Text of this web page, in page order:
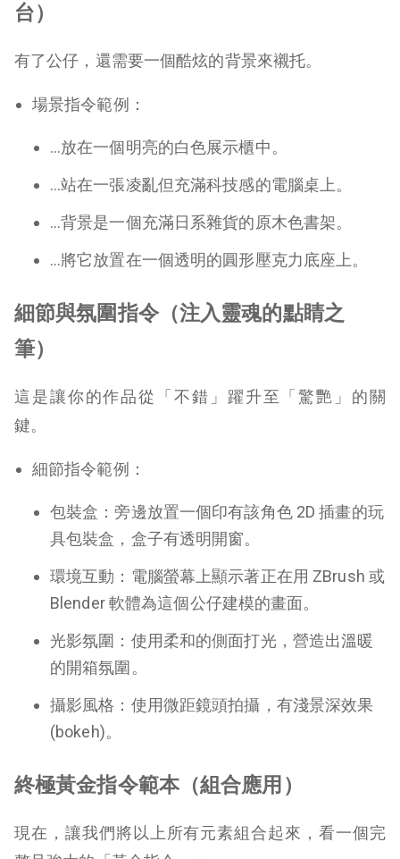
台）
有了公仔，還需要一個酷炫的背景來襯托。
場景指令範例：
…放在一個明亮的白色展示櫃中。
…站在一張凌亂但充滿科技感的電腦桌上。
…背景是一個充滿日系雜貨的原木色書架。
…將它放置在一個透明的圓形壓克力底座上。
細節與氛圍指令（注入靈魂的點睛之
筆）
這是讓你的作品從「不錯」躍升至「驚艷」的關
鍵。
細節指令範例：
包裝盒：旁邊放置一個印有該角色 2D 插畫的玩
具包裝盒，盒子有透明開窗。
環境互動：電腦螢幕上顯示著正在用 ZBrush 或
Blender 軟體為這個公仔建模的畫面。
光影氛圍：使用柔和的側面打光，營造出溫暖
的開箱氛圍。
攝影風格：使用微距鏡頭拍攝，有淺景深效果
(bokeh)。
終極黃金指令範本（組合應用）
現在，讓我們將以上所有元素組合起來，看一個完